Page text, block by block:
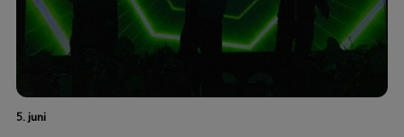
5. juni